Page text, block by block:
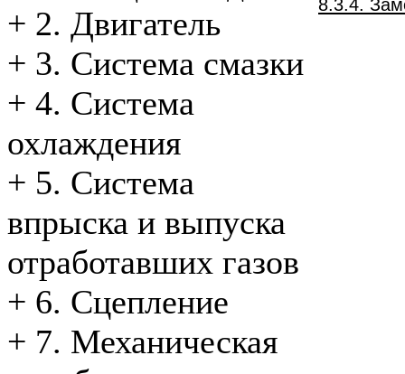
+ 2. Двигатель
+ 3. Система смазки
+ 4. Система
охлаждения
+ 5. Система
впрыска и выпуска
отработавших газов
+ 6. Сцепление
+ 7. Механическая
8.3.4.